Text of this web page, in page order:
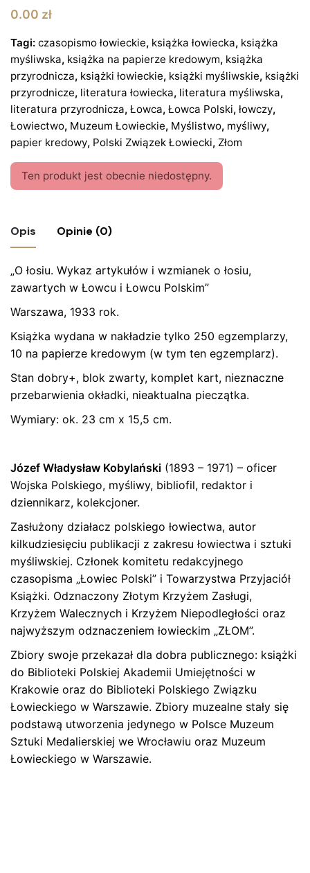
0.00 zł
Tagi: czasopismo łowieckie, książka łowiecka, książka
myśliwska, książka na papierze kredowym, książka
przyrodnicza, książki łowieckie, książki myśliwskie, książki
przyrodnicze, literatura łowiecka, literatura myśliwska,
literatura przyrodnicza, Łowca, Łowca Polski, łowczy,
Łowiectwo, Muzeum Łowieckie, Myślistwo, myśliwy,
papier kredowy, Polski Związek Łowiecki, Złom
Ten produkt jest obecnie niedostępny.
Opis Opinie (0)
„O łosiu. Wykaz artykułów i wzmianek o łosiu,
zawartych w Łowcu i Łowcu Polskim”
Warszawa, 1933 rok.
Książka wydana w nakładzie tylko 250 egzemplarzy,
10 na papierze kredowym (w tym ten egzemplarz).
Stan dobry+, blok zwarty, komplet kart, nieznaczne
przebarwienia okładki, nieaktualna pieczątka.
Wymiary: ok. 23 cm x 15,5 cm.
Józef Władysław Kobylański (1893 – 1971) – oficer
Wojska Polskiego, myśliwy, bibliofil, redaktor i
dziennikarz, kolekcjoner.
Zasłużony działacz polskiego łowiectwa, autor
kilkudziesięciu publikacji z zakresu łowiectwa i sztuki
myśliwskiej. Członek komitetu redakcyjnego
czasopisma „Łowiec Polski” i Towarzystwa Przyjaciół
Książki. Odznaczony Złotym Krzyżem Zasługi,
Krzyżem Walecznych i Krzyżem Niepodległości oraz
najwyższym odznaczeniem łowieckim „ZŁOM”.
Zbiory swoje przekazał dla dobra publicznego: książki
do Biblioteki Polskiej Akademii Umiejętności w
Krakowie oraz do Biblioteki Polskiego Związku
Łowieckiego w Warszawie. Zbiory muzealne stały się
podstawą utworzenia jedynego w Polsce Muzeum
Sztuki Medalierskiej we Wrocławiu oraz Muzeum
Łowieckiego w Warszawie.
Nie ma jeszcze żadnych recenzji.
Bądź pierwszym recenzentem “Książka „O
łosiu” Józef Władysław Kobylański, 1933 r.”
Twój adres email nie zostanie opublikowany.
Wymagane
pola są oznaczone*
Oceń ten produkt:*
ZOSTAW ODPOWIEDŹ
Name*
E-mail*
Zapamiętaj moje dane w tej przeglądarce podczas
pisania kolejnych komentarzy.